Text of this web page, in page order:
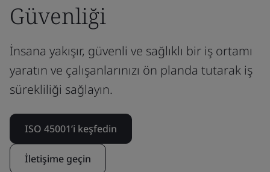
Güvenliği
İnsana yakışır, güvenli ve sağlıklı bir iş ortamı
yaratın ve çalışanlarınızı ön planda tutarak iş
sürekliliği sağlayın.
ISO 45001’i keşfedin
İletişime geçin